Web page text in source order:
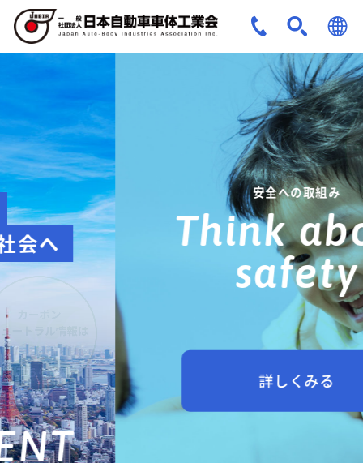
JPN
ENG
Think about
safety